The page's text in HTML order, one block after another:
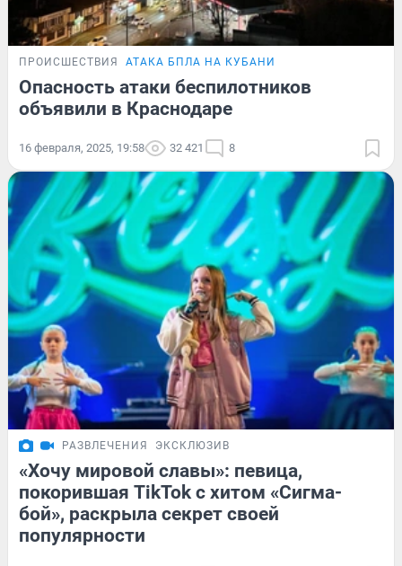
ПРОИСШЕСТВИЯ АТАКА БПЛА НА КУБАНИ
Опасность атаки беспилотников
объявили в Краснодаре
16 февраля, 2025, 19:58 32 421 8
РАЗВЛЕЧЕНИЯ ЭКСКЛЮЗИВ
«Хочу мировой славы»: певица,
покорившая TikTok с хитом «Сигма-
бой», раскрыла секрет своей
популярности